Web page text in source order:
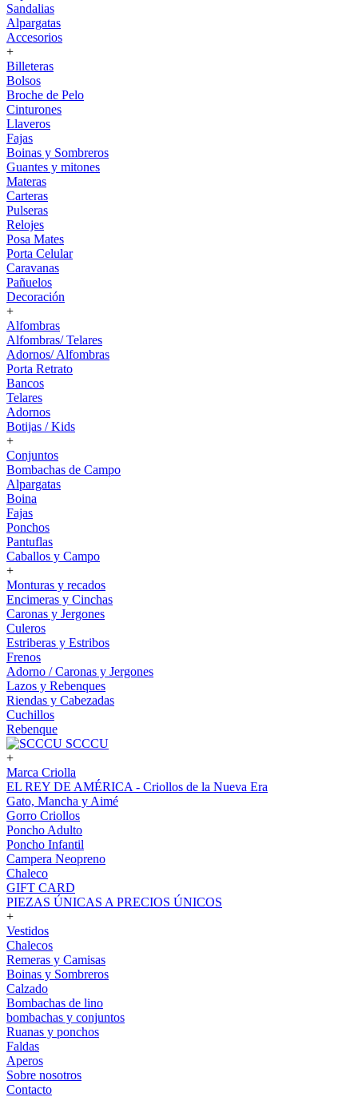
Sandalias
Alpargatas
Accesorios
+
Billeteras
Bolsos
Broche de Pelo
Cinturones
Llaveros
Fajas
Boinas y Sombreros
Guantes y mitones
Materas
Carteras
Pulseras
Relojes
Posa Mates
Porta Celular
Caravanas
Pañuelos
Decoración
+
Alfombras
Alfombras/ Telares
Adornos/ Alfombras
Porta Retrato
Bancos
Telares
Adornos
Botijas / Kids
+
Conjuntos
Bombachas de Campo
Alpargatas
Boina
Fajas
Ponchos
Pantuflas
Caballos y Campo
+
Monturas y recados
Encimeras y Cinchas
Caronas y Jergones
Culeros
Estriberas y Estribos
Frenos
Adorno / Caronas y Jergones
Lazos y Rebenques
Riendas y Cabezadas
Cuchillos
Rebenque
SCCCU
+
Marca Criolla
EL REY DE AMÉRICA - Criollos de la Nueva Era
Gato, Mancha y Aimé
Gorro Criollos
Poncho Adulto
Poncho Infantil
Campera Neopreno
Chaleco
GIFT CARD
PIEZAS ÚNICAS A PRECIOS ÚNICOS
+
Vestidos
Chalecos
Remeras y Camisas
Boinas y Sombreros
Calzado
Bombachas de lino
bombachas y conjuntos
Ruanas y ponchos
Faldas
Aperos
Sobre nosotros
Contacto